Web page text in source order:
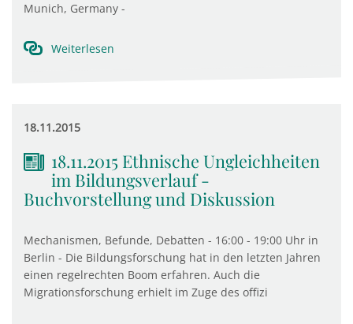
Munich, Germany -
Weiterlesen
18.11.2015
18.11.2015 Ethnische Ungleichheiten
im Bildungsverlauf -
Buchvorstellung und Diskussion
Mechanismen, Befunde, Debatten - 16:00 - 19:00 Uhr in
Berlin - Die Bildungsforschung hat in den letzten Jahren
einen regelrechten Boom erfahren. Auch die
Migrationsforschung erhielt im Zuge des offizi